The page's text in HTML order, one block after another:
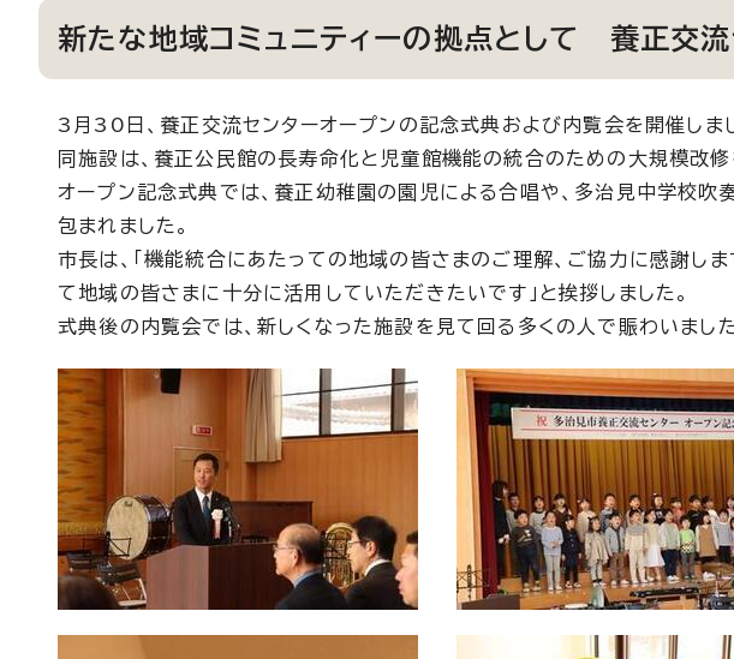
新たな地域コミュニティーの拠点として 養正交流
3月30日、養正交流センターオープンの記念式典および内覧会を開催しまし
同施設は、養正公民館の長寿命化と児童館機能の統合のための大規模改修
オープン記念式典では、養正幼稚園の園児による合唱や、多治見中学校
包まれました。
市長は、「機能統合にあたっての地域の皆さまのご理解、ご協力に感謝しま
て地域の皆さまに十分に活用していただきたいです」と挨拶しました。
式典後の内覧会では、新しくなった施設を見て回る多くの人で賑わいました